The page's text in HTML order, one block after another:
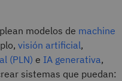
modelos de machine
visión artificial,
(PLN) e IA generativa,
sistemas que puedan: